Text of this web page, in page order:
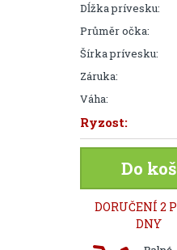
Dĺžka prívesku:
Průměr očka:
Šírka prívesku:
Záruka:
Váha:
Ryzost:
Do
DORUČENÍ 2
DNY